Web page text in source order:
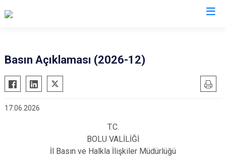
Basın Açıklaması (2026-12)
17.06.2026
T.C.
BOLU VALİLİĞİ
İl Basın ve Halkla İlişkiler Müdürlüğü